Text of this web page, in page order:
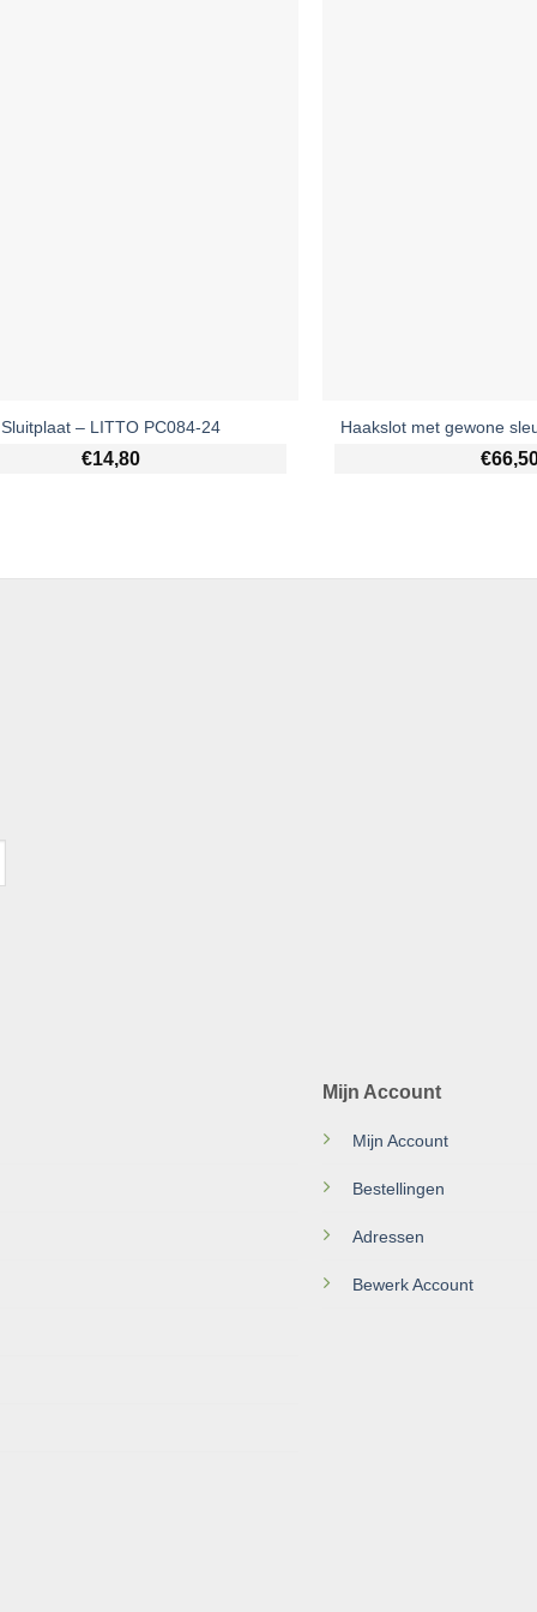
Sluitplaat – LITTO PC084-24
€14,80
Haakslot met gewone
€
Mijn Account
Mijn Account
Bestellingen
Adressen
Bewerk Account